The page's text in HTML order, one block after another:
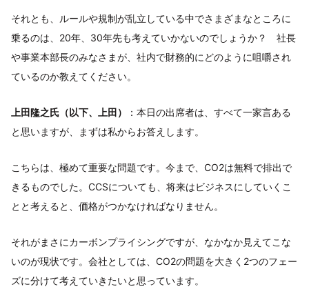
それとも、ルールや規制が乱立している中でさまざまなところに
乗るのは、20年、30年先も考えていかないのでしょうか？ 社長
や事業本部長のみなさまが、社内で財務的にどのように咀嚼され
ているのか教えてください。
上田隆之氏（以下、上田）
：本日の出席者は、すべて一家言ある
と思いますが、まずは私からお答えします。
こちらは、極めて重要な問題です。今まで、CO2は無料で排出で
きるものでした。CCSについても、将来はビジネスにしていくこ
とと考えると、価格がつかなければなりません。
それがまさにカーボンプライシングですが、なかなか見えてこな
いのが現状です。会社としては、CO2の問題を大きく2つのフェー
ズに分けて考えていきたいと思っています。